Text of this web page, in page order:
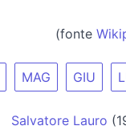
(fonte
MAG GIU
Salvatore Lauro